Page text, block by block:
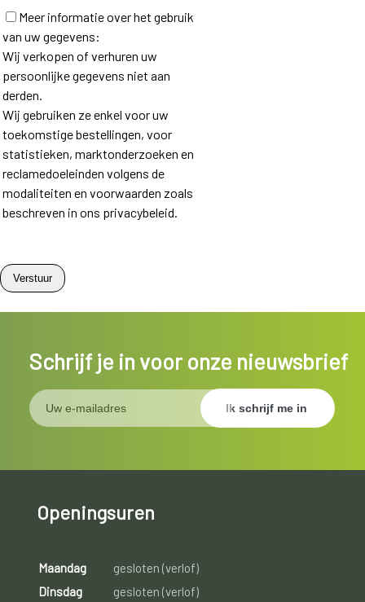
Meer informatie over het gebruik
van uw gegevens:
Wij verkopen of verhuren uw
persoonlijke gegevens niet aan
derden.
Wij gebruiken ze enkel voor uw
toekomstige bestellingen, voor
statistieken, marktonderzoeken en
reclamedoeleinden volgens de
modaliteiten en voorwaarden zoals
beschreven in ons privacybeleid.
Schrijf je in voor onze nieuwsbrief
Openingsuren
Maandag
gesloten (verlof)
Dinsdag
gesloten (verlof)